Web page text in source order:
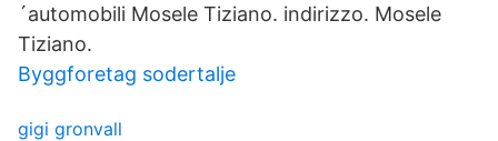
´automobili Mosele Tiziano. indirizzo. Mosele
Tiziano.
Byggforetag sodertalje
gigi gronvall